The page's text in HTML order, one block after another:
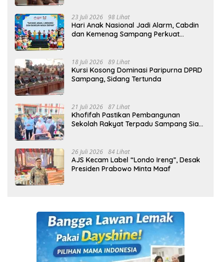
23 Juli 2026 98 Lihat
Hari Anak Nasional Jadi Alarm, Cabdin
dan Kemenag Sampang Perkuat
18 Juli 2026 89 Lihat
Kursi Kosong Dominasi Paripurna DPRD
Sampang, Sidang Tertunda
21 Juli 2026 87 Lihat
Khofifah Pastikan Pembangunan
Sekolah Rakyat Terpadu Sampang Siap
26 Juli 2026 84 Lihat
AJS Kecam Label “Londo Ireng”, Desak
Presiden Prabowo Minta Maaf